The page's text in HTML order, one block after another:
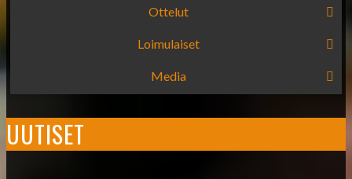
Ottelut
Loimulaiset
Media
UUTISET